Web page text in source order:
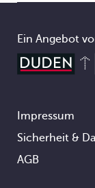
Ein Angebot
Footer
Impressum
Sicherheit &
AGB